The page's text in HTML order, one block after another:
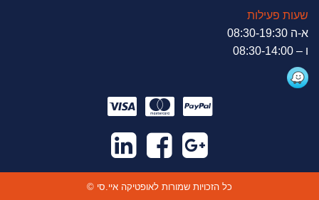
שעות פעילות
א-ה 08:30-19:30
ו – 08:30-14:00
© כל הזכויות שמורות לאופטיקה איי.סי